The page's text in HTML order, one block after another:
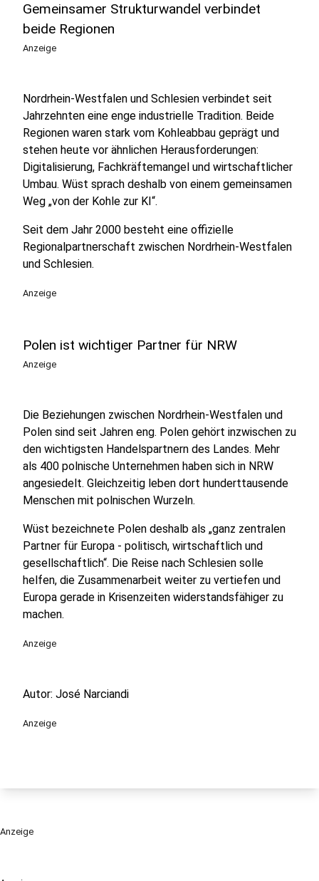
Gemeinsamer Strukturwandel verbindet
beide Regionen
Anzeige
Nordrhein-Westfalen und Schlesien verbindet seit
Jahrzehnten eine enge industrielle Tradition. Beide
Regionen waren stark vom Kohleabbau geprägt und
stehen heute vor ähnlichen Herausforderungen:
Digitalisierung, Fachkräftemangel und wirtschaftlicher
Umbau. Wüst sprach deshalb von einem gemeinsamen
Weg „von der Kohle zur KI“.
Seit dem Jahr 2000 besteht eine offizielle
Regionalpartnerschaft zwischen Nordrhein-Westfalen
und Schlesien.
Anzeige
Polen ist wichtiger Partner für NRW
Anzeige
Die Beziehungen zwischen Nordrhein-Westfalen und
Polen sind seit Jahren eng. Polen gehört inzwischen zu
den wichtigsten Handelspartnern des Landes. Mehr
als 400 polnische Unternehmen haben sich in NRW
angesiedelt. Gleichzeitig leben dort hunderttausende
Menschen mit polnischen Wurzeln.
Wüst bezeichnete Polen deshalb als „ganz zentralen
Partner für Europa - politisch, wirtschaftlich und
gesellschaftlich“. Die Reise nach Schlesien solle
helfen, die Zusammenarbeit weiter zu vertiefen und
Europa gerade in Krisenzeiten widerstandsfähiger zu
machen.
Anzeige
Autor: José Narciandi
Anzeige
Anzeige